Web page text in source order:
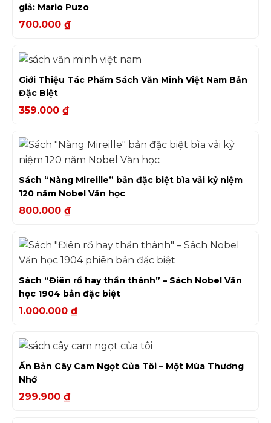
giả: Mario Puzo
700.000 ₫
Giới Thiệu Tác Phẩm Sách Văn Minh Việt Nam Bản
Đặc Biệt
359.000 ₫
Sách “Nàng Mireille” bản đặc biệt bìa vải kỷ niệm
120 năm Nobel Văn học
800.000 ₫
Sách “Điên rồ hay thần thánh” – Sách Nobel Văn
học 1904 bản đặc biệt
1.000.000 ₫
Ấn Bản Cây Cam Ngọt Của Tôi – Một Mùa Thương
Nhớ
299.900 ₫